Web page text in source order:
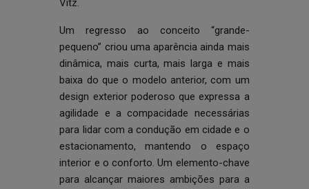
Vitz.
Um regresso ao conceito “grande-
pequeno” criou uma aparência ainda mais
dinâmica, mais curta, mais larga e mais
baixa do que o modelo anterior, com um
design exterior poderoso que expressa a
agilidade e a compacidade necessárias
para lidar com a condução em cidade e o
estacionamento, mantendo o espaço
interior e o conforto. Um elemento-chave
para alcançar maiores ambições para a